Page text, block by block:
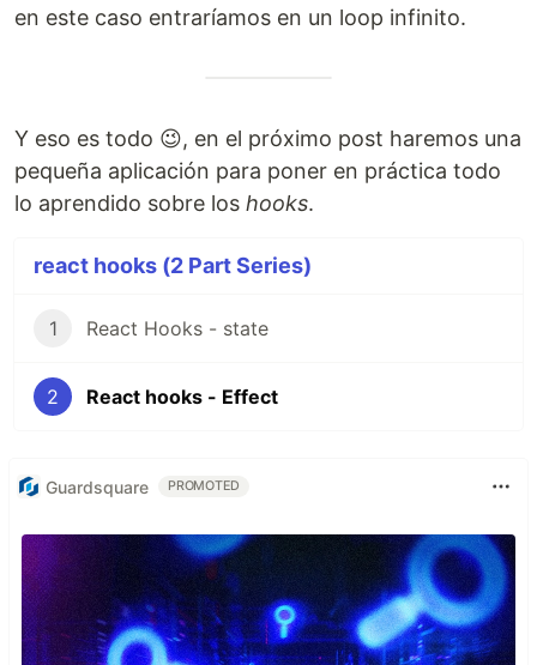
en este caso entraríamos en un loop infinito.
Y eso es todo 😉, en el próximo post haremos una
pequeña aplicación para poner en práctica todo
lo aprendido sobre los hooks.
react hooks (2 Part Series)
1 React Hooks - state
2 React hooks - Effect
Guardsquare PROMOTED